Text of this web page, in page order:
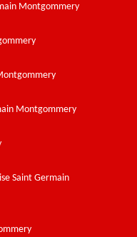
Montgommery
Montgommery
Saint Germain